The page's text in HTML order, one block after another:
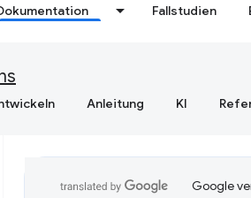
Fallstudien
Anleitung KI
Google